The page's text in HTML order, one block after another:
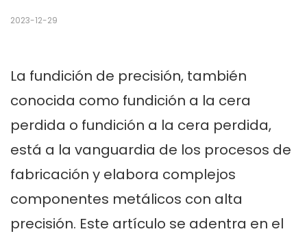
2023-12-29
La fundición de precisión, también
conocida como fundición a la cera
perdida o fundición a la cera perdida,
está a la vanguardia de los procesos de
fabricación y elabora complejos
componentes metálicos con alta
precisión. Este artículo se adentra en el